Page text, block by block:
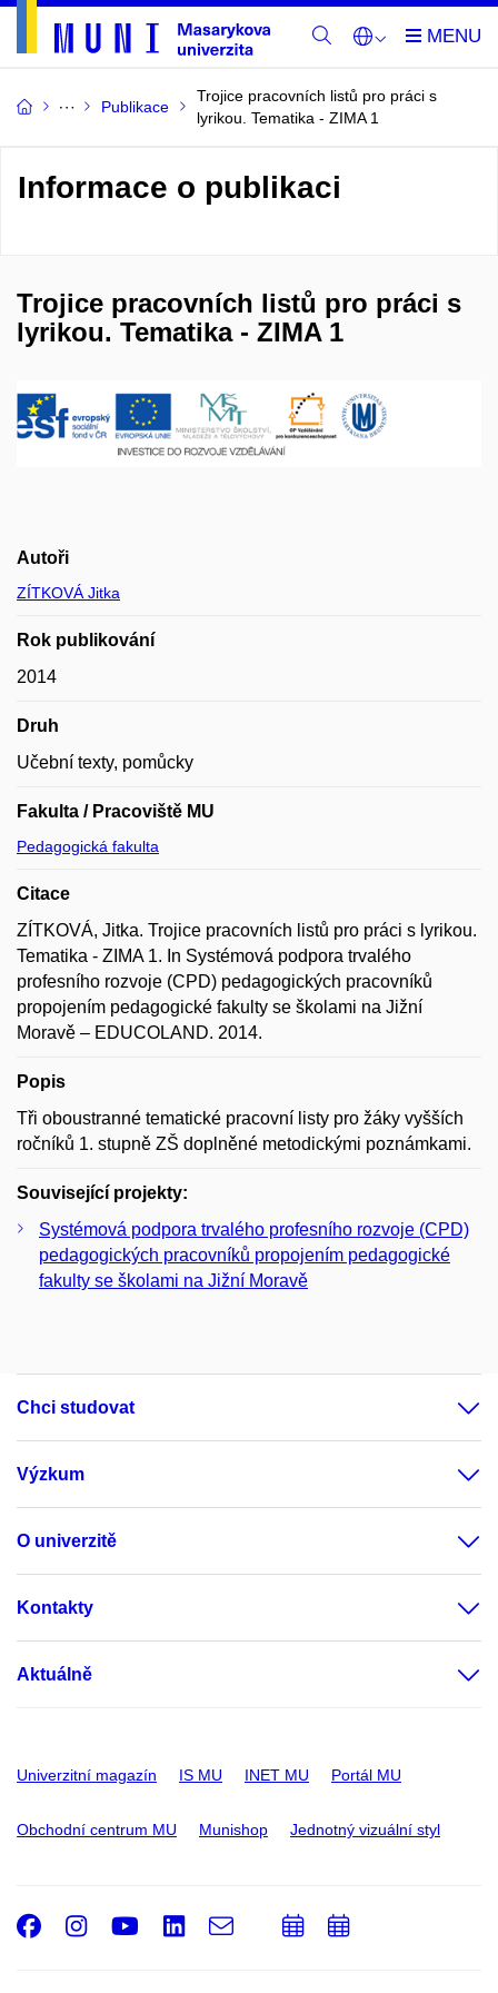
Publikace
Trojice pracovních listů pro práci s
lyrikou. Tematika - ZIMA 1
Informace o publikaci
Trojice pracovních listů pro práci s
lyrikou. Tematika - ZIMA 1
Autoři
ZÍTKOVÁ Jitka
Rok publikování
2014
Druh
Učební texty, pomůcky
Fakulta / Pracoviště MU
Pedagogická fakulta
Citace
ZÍTKOVÁ, Jitka. Trojice pracovních listů pro práci s lyrikou.
Tematika - ZIMA 1. In Systémová podpora trvalého
profesního rozvoje (CPD) pedagogických pracovníků
propojením pedagogické fakulty se školami na Jižní
Moravě – EDUCOLAND. 2014.
Popis
Tři oboustranné tematické pracovní listy pro žáky vyšších
ročníků 1. stupně ZŠ doplněné metodickými poznámkami.
Související projekty:
Systémová podpora trvalého profesního rozvoje (CPD)
pedagogických pracovníků propojením pedagogické
fakulty se školami na Jižní Moravě
Chci studovat
Výzkum
O univerzitě
Kontakty
Aktuálně
Univerzitní magazín IS MU INET MU Portál MU
Obchodní centrum MU Munishop Jednotný vizuální styl
Facebook
Instagram
Youtube
LinkedIn
e-
Email
PřidatPřidat